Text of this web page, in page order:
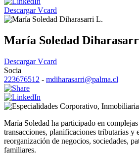
Descargar Vcard
María Soledad
Descargar Vcard
Socia
223676512 - mdiharasarri@palma.cl
Corporativo, Inmobiliaria
María Soledad ha participado en
transacciones, planificaciones tributarias y
reorganización de negocios, sociedades,
familiares.